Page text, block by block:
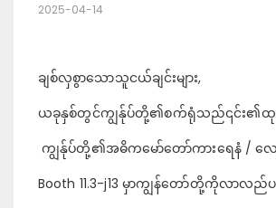
2025-04-14
ချစ်လှစွာသောသူငယ်ချင်းများ,
ယခုနှစ်တွင်ကျွန်ုပ်တို့၏စက်ရုံသည်၎င်း၏
ကျွန်ုပ်တို့၏အဓိကမော်တော်ကားရေနံ / လ
Booth 11.3-j13 မှာကျွန်တော်တို့ကိုလာ